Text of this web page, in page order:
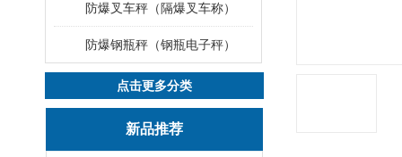
防爆叉车秤（隔爆叉车称）
防爆钢瓶秤（钢瓶电子秤）
点击更多分类
新品推荐